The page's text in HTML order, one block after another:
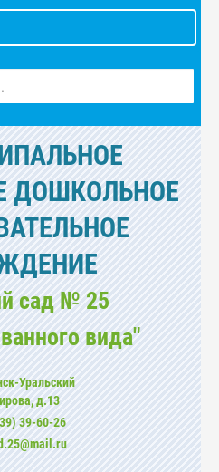
ДОШКОЛЬНОЕ
сад № 25
вида"
Уральский
д.13
39-60-26